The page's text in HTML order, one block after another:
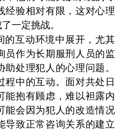
经验相对有限，这对心理
一定挑战。
的互动环境中展开，尤其
员作为长期服刑人员的监
处理犯人的心理问题。
程中的互动。面对共处日
能抱有顾虑，难以袒露内
能会因为犯人的改造情况
导致正常咨询关系的建立